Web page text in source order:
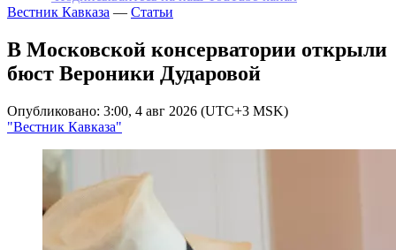
Вестник Кавказа — Статьи
В Московской консерватории открыли
бюст Вероники Дударовой
Опубликовано: 3:00, 4 авг 2026 (UTC+3 MSK)
"Вестник Кавказа"